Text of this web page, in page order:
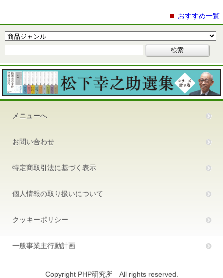
おすすめ一覧
メニューへ
お問い合わせ
特定商取引法に基づく表示
個人情報の取り扱いについて
クッキーポリシー
一般事業主行動計画
Copyright PHP研究所 All rights reserved.